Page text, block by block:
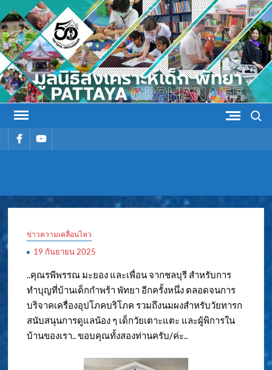
Skip
to
content
รายการรายการ
สงเคราะห์
ข่าวความเคลื่อนไหว
19 กันยายน 2025
..คุณรพีพรรณ มะยอง และเพื่อน จากชลบุรี สำหรับการ
ทำบุญที่บ้านเด็กกำพร้า พัทยา อีกครั้งหนึ่ง ตลอดจนการ
บริจาคเครื่องอุปโภคบริโภค รวมถึงนมผงสำหรับวัยทารก
สนับสนุนการดูแลน้อง ๆ เด็กวัยเตาะแตะ และผู้พิการใน
บ้านของเรา.. ขอบคุณทั้งสองท่านครับ/ค่ะ..